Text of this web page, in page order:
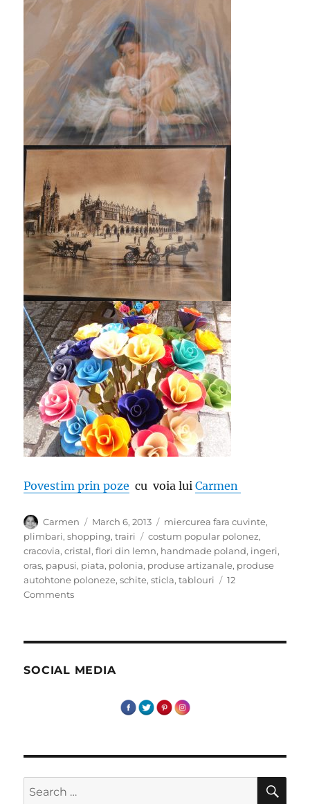
Povestim prin poze cu voia luiCarmen
Author
Carmen
Posted
on
March 6, 2013 Categories
miercurea fara cuvinte,
plimbari,shopping,trairi Tags
costum popular polonez,
cracovia,cristal,flori din lemn, handmade poland, ingeri,
oras, papusi, piata, polonia, produse artizanale, produse
autohtone poloneze,schite,sticla,tablouri
12
Commentson
Suveniruri
SOCIAL MEDIA
Search